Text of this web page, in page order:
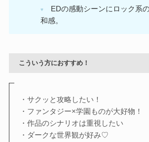
♥
EDの感動シーンにロック系
和感。
こういう方におすすめ！
・サクッと攻略したい！
・ファンタジー×学園ものが大好物！
・作品のシナリオは重視したい
・ダークな世界観が好み♡